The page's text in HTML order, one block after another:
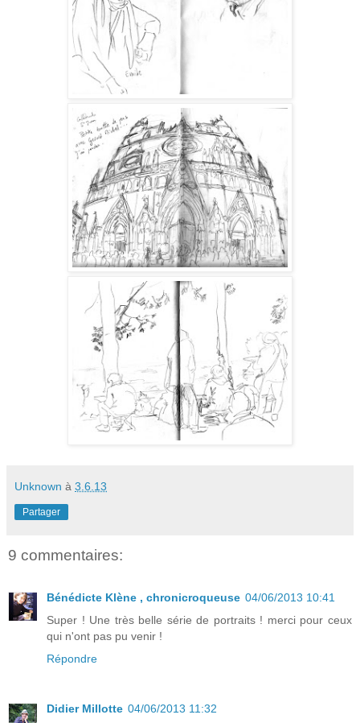
Unknown à 3.6.13
Partager
9 commentaires:
Bénédicte Klène , chronicroqueuse 04/06/2013 10:41
Super ! Une très belle série de portraits ! merci pour ceux
qui n'ont pas pu venir !
Répondre
Didier Millotte 04/06/2013 11:32